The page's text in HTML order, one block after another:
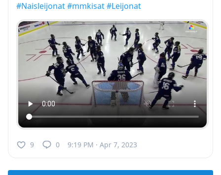
#Naisleijonat#mmkisat#Leijonat
9 0 9:19 PM · Apr 7, 2023